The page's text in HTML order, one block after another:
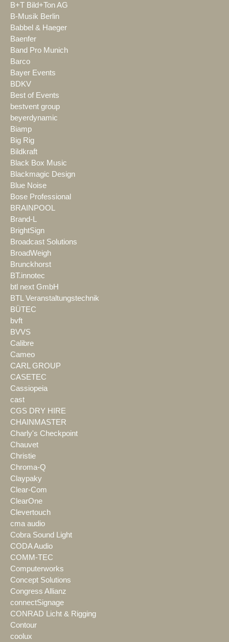
B+T Bild+Ton AG
B-Musik Berlin
Babbel & Haeger
Baenfer
Band Pro Munich
Barco
Bayer Events
BDKV
Best of Events
bestvent group
beyerdynamic
Biamp
Big Rig
Bildkraft
Black Box Music
Blackmagic Design
Blue Noise
Bose Professional
BRAINPOOL
Brand-L
BrightSign
Broadcast Solutions
BroadWeigh
Brunckhorst
BT.innotec
btl next GmbH
BTL Veranstaltungstechnik
BÜTEC
bvft
BVVS
Calibre
Cameo
CARL GROUP
CASETEC
Cassiopeia
cast
CGS DRY HIRE
CHAINMASTER
Charly's Checkpoint
Chauvet
Christie
Chroma-Q
Claypaky
Clear-Com
ClearOne
Clevertouch
cma audio
Cobra Sound Light
CODA Audio
COMM-TEC
Computerworks
Concept Solutions
Congress Allianz
connectSignage
CONRAD Licht & Rigging
Contour
coolux